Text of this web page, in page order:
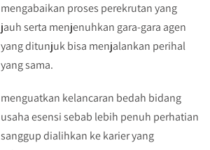
mengabaikan proses perekrutan yang
jauh serta menjenuhkan gara-gara agen
yang ditunjuk bisa menjalankan perihal
yang sama.
menguatkan kelancaran bedah bidang
usaha esensi sebab lebih penuh perhatian
sanggup dialihkan ke karier yang